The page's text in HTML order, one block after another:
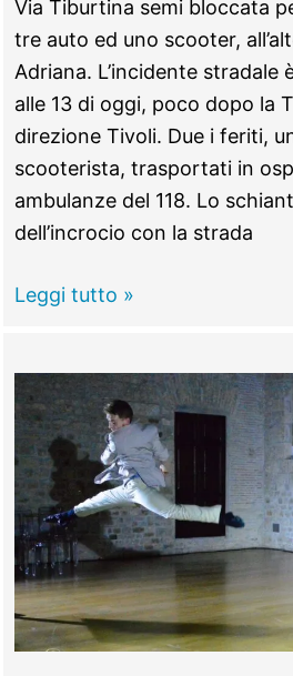
Via Tiburtina semi bloccata
tre auto ed uno scooter,
Adriana. L’incidente stradale
alle 13 di oggi, poco dopo la
direzione Tivoli. Due i feriti,
scooterista, trasportati in
ambulanze del 118. Lo
dell’incrocio con la strada
TIVOLI
tra
tre
auto
e
uno
scooter,
Tiburtina
semi
paralizzata
Leggi tutto »